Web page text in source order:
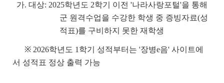
가. 대상: 2025학년도 2학기 이전 '나라사랑포털'을 통해
군 원격수업을 수강한 학생 중 증빙자료(성
적표)를 구비하지 못한 재학생
※ 2026학년도 1학기 성적부터는 '장병e음' 사이트에
서 성적표 정상 출력 가능